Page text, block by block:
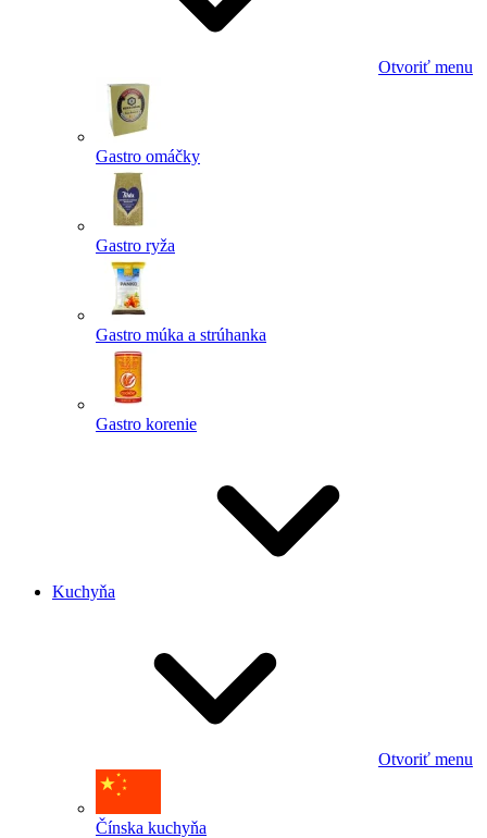
Otvoriť menu
Gastro omáčky
Gastro ryža
Gastro múka a strúhanka
Gastro korenie
Kuchyňa
Otvoriť menu
Čínska kuchyňa